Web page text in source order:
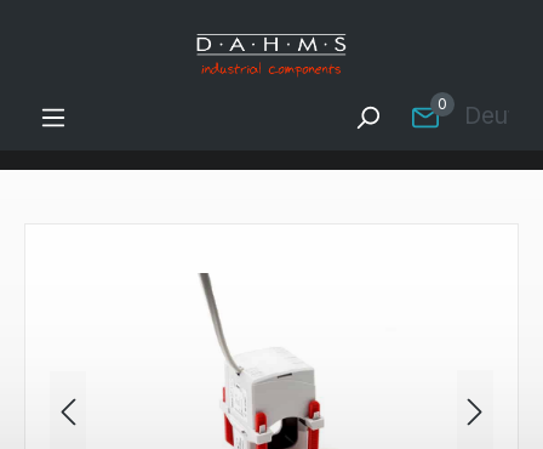
Zum Hauptinhalt springen
0
Bildergalerie überspringen